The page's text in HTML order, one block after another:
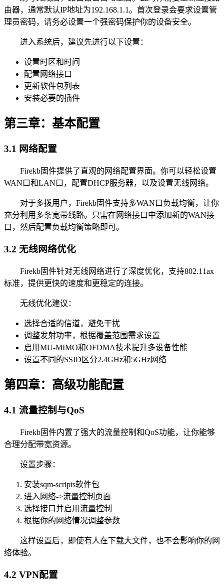
由器，通常默认IP地址为192.168.1.1。首次登录会要求设置管
理员密码，请务必设置一个强密码保护你的设备安全。
进入系统后，建议先进行以下设置：
设置时区和时间
配置网络接口
更新软件包列表
安装必要的插件
第三章：基本配置
3.1 网络配置
Firekb固件提供了直观的网络配置界面。你可以轻松设置
WAN口和LAN口，配置DHCP服务器，以及设置无线网络。
对于多拨用户，Firekb固件支持多WAN口负载均衡，让你
充分利用多条宽带线路。只需在网络接口中添加新的WAN接
口，然后配置负载均衡策略即可。
3.2 无线网络优化
Firekb固件针对无线网络进行了深度优化，支持802.11ax
标准，提供更快的速度和更稳定的连接。
无线优化建议：
选择合适的信道，避免干扰
调整发射功率，根据覆盖范围需求设置
启用MU-MIMO和OFDMA技术提升多设备性能
设置不同的SSID区分2.4GHz和5GHz网络
第四章：高级功能配置
4.1 流量控制与QoS
Firekb固件内置了强大的流量控制和QoS功能，让你能够
合理分配带宽资源。
设置步骤：
安装sqm-scripts软件包
进入网络->流量控制页面
选择接口并启用流量控制
根据你的网络情况调整参数
这样设置后，即使有人在下载大文件，也不会影响你的网
络体验。
4.2 VPN配置